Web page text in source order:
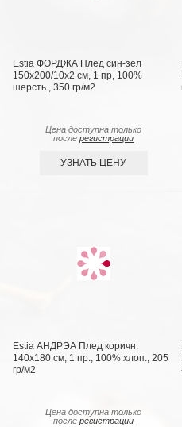
Estia ФОРДЖА Плед син-зел
150х200/10х2 см, 1 пр, 100%
шерсть , 350 гр/м2
Цена доступна только
послерегистрации
УЗНАТЬ ЦЕНУ
Estia АНДРЭА Плед коричн.
140х180 см, 1 пр., 100% хлоп., 205
гр/м2
Цена доступна только
послерегистрации